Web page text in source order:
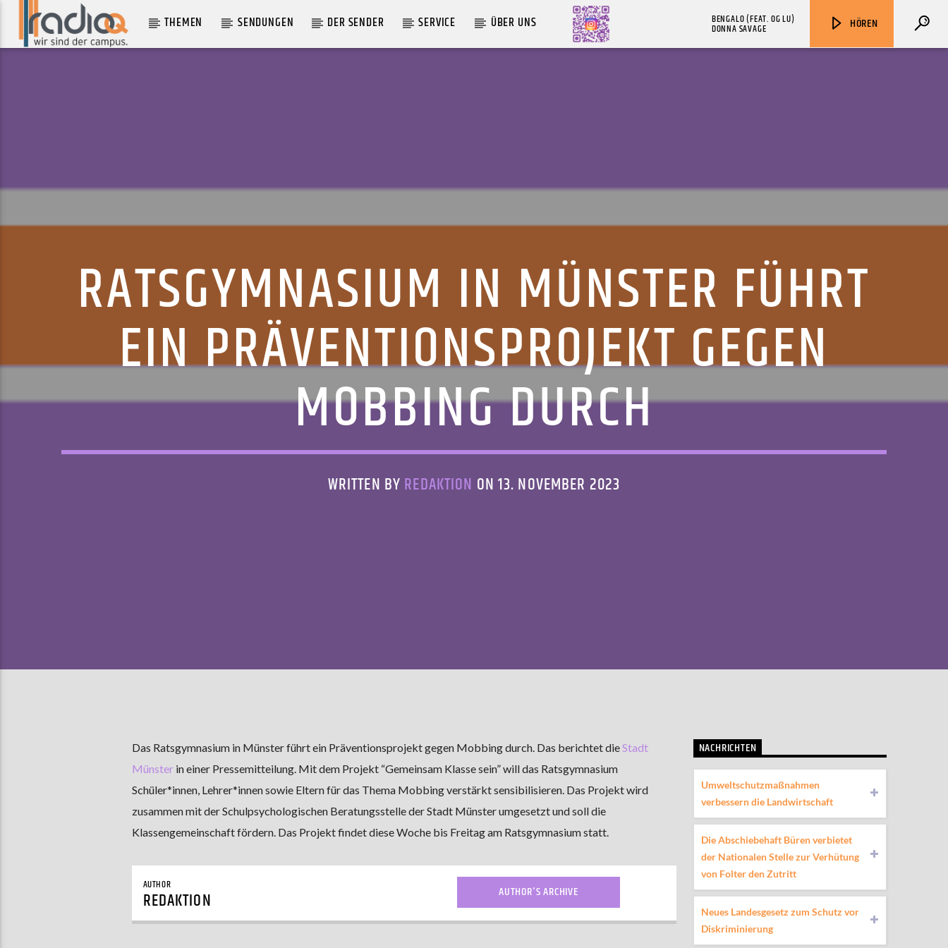
THEMEN SENDUNGEN DER SENDER SERVICE ÜBER UNS HÖREN
BENGALO (FEAT. OG LU)
DONNA SAVAGE
RATSGYMNASIUM IN MÜNSTER FÜHRT
EIN PRÄVENTIONSPROJEKT GEGEN
MOBBING DURCH
WRITTEN BY REDAKTION ON 13. NOVEMBER 2023
Das Ratsgymnasium in Münster führt ein Präventionsprojekt gegen Mobbing durch. Das berichtet dieStadt
Münster in einer Pressemitteilung. Mit dem Projekt “Gemeinsam Klasse sein” will das Ratsgymnasium
Schüler*innen, Lehrer*innen sowie Eltern für das Thema Mobbing verstärkt sensibilisieren. Das Projekt wird
zusammen mit der Schulpsychologischen Beratungsstelle der Stadt Münster umgesetzt und soll die
Klassengemeinschaft fördern. Das Projekt findet diese Woche bis Freitag am Ratsgymnasium statt.
AUTHOR
REDAKTION AUTHOR'S ARCHIVE
NACHRICHTEN
Umweltschutzmaßnahmen
verbessern die Landwirtschaft
Die Abschiebehaft Büren verbietet
der Nationalen Stelle zur Verhütung
von Folter den Zutritt
Neues Landesgesetz zum Schutz vor
Diskriminierung